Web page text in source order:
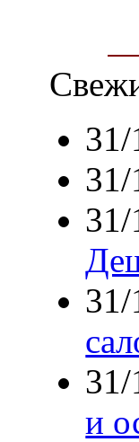
31/
31/
31/
31/
и